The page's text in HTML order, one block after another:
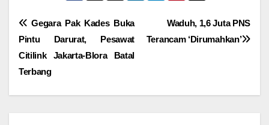
Navigasi
pos
Waduh, 1,6 Juta PNS
Terancam ‘Dirumahkan’
Gegara Pak Kades Buka
Pintu Darurat, Pesawat
Citilink Jakarta-Blora Batal
Terbang